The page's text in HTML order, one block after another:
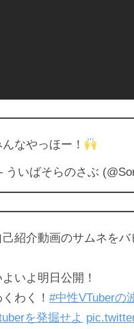
なやっほー！
いばそらのさぶ
己紹介動画のサムネをバ
よいよ明日公開！
くわく！ #中性VTuberの
を発掘せよ